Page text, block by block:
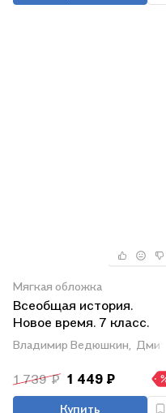
Мягкая обложка
Всеобщая история.
Новое время. 7 класс.
Учебник
Владимир Ведюшкин,
1 739 ₽ 1 449 ₽
Купить